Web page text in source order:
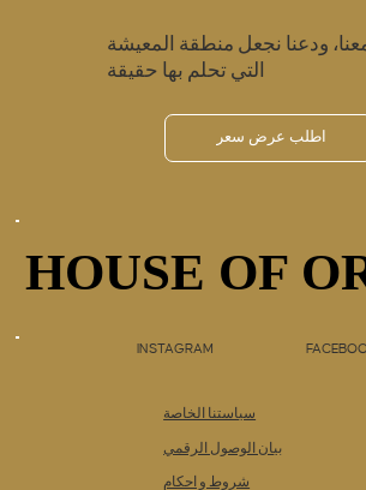
ودعنا نجعل منطقة المعيشة
التي تحلم بها حقيقة
اطلب عرض سعر
HOUSE OF
HOUSE OF
INSTAGRAM
سياستنا الخاصة
شروط و احكام
بيان الوصول الرقمي